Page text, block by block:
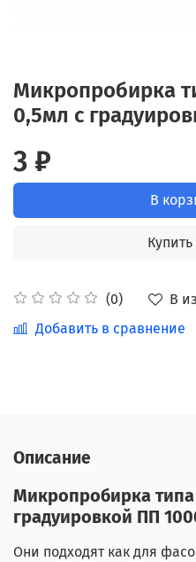
Микропробирка
0,5мл с
(0)
В
Добавить в сравнение
3 ₽
В
Описание
Микропробирка
градуировкой ПП
Они подходят как для